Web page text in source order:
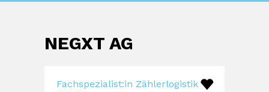
NEGXT AG
Fachspezialist:in Zählerlogistik